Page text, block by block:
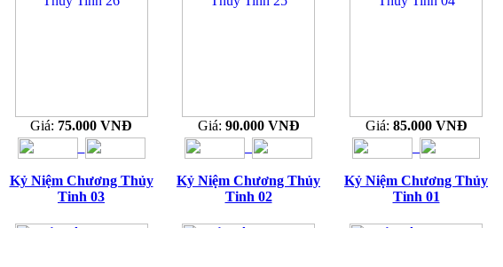
Giá: 75.000 VNĐ Giá: 90.000 VNĐ Giá: 85.000 VNĐ
Kỷ Niệm Chương Thủy
Tinh 03
Kỷ Niệm Chương Thủy
Tinh 02
Kỷ Niệm Chương Thủy
Tinh 01